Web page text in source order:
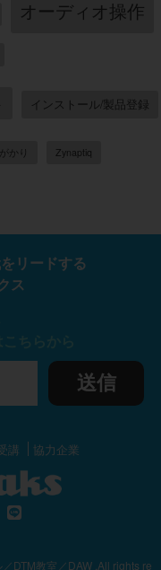
オーディオ操作
インストール/製品登録
かり Zynaptiq
リードする
ス
送信
講 協力企業
DTM教室／DAW .All rights re